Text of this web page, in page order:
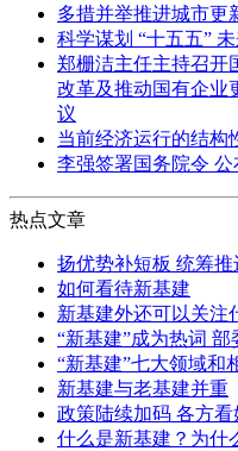
多措并举推进城市更
科学谋划 “十五五”
郑栅洁主任主持召开
改革及推动国有企业
议
当前经济运行的结构
李强签署国务院令 公
热点文章
扬优势补短板 统筹
如何看待新基建
新基建外还可以关注
“新基建”成为热词
“新基建”七大领域和
新基建与老基建并重
政策陆续加码 各方看
什么是新基建？为什